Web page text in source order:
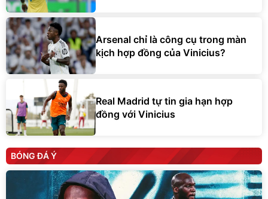
Arsenal chỉ là công cụ trong màn
kịch hợp đồng của Vinicius?
Real Madrid tự tin gia hạn hợp
đồng với Vinicius
BÓNG ĐÁ Ý